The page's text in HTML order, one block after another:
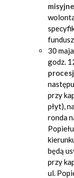
30
godz.
przy
płyt),
ronda
będą
przy
ul.